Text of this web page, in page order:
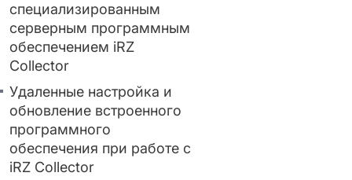
специализированным
серверным программным
обеспечением iRZ
Collector
Удаленные настройка и
обновление встроенного
программного
обеспечения при работе с
iRZ Collector